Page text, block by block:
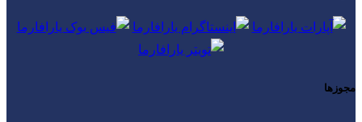
مجوزها